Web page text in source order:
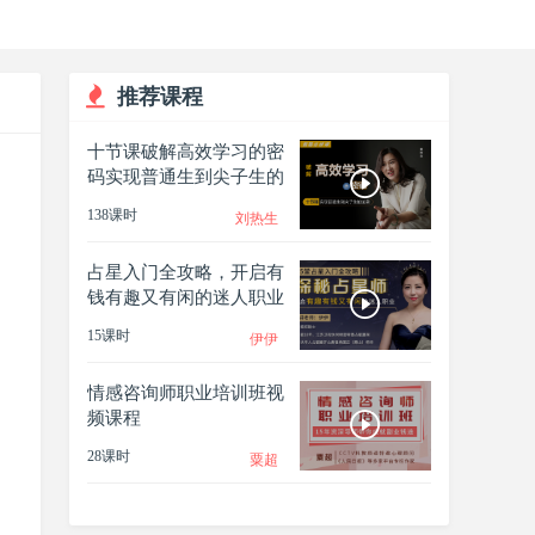
推荐课程
十节课破解高效学习的密
码实现普通生到尖子生的
138课时 刘热生
占星入门全攻略，开启有
钱有趣又有闲的迷人职业
15课时 伊伊
情感咨询师职业培训班视
频课程
28课时 粟超